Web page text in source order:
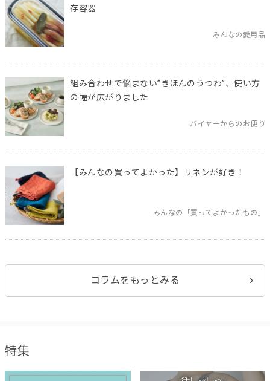
存容器
みんなの愛用品
組み合わせで悩まない”きほんのうつわ”、使い方
の幅が広がりました
バイヤーからのお便り
【みんなの買ってよかった】リネンが好き！
みんなの「買ってよかったもの」
コラムをもっとみる
特集